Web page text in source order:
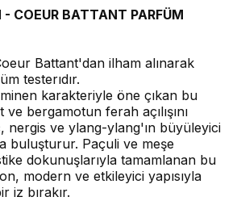
COEUR BATTANT PARFÜM
Battant'dan ilham alınarak
testerıdır.
karakteriyle öne çıkan bu
bergamotun ferah açılışını
nergis ve ylang-ylang'ın büyüleyici
buluşturur. Paçuli ve meşe
dokunuşlarıyla tamamlanan bu
modern ve etkileyici yapısıyla
iz bırakır.